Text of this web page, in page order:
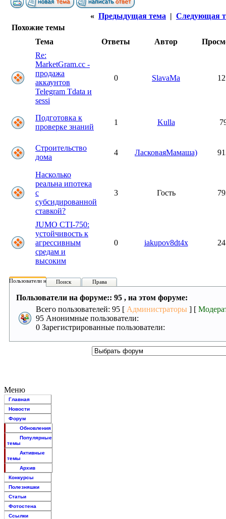
« Предыдущая тема | Следующая
Похожие темы
Тема
Ответы Автор
Re:
MarketGram.cc -
продажа
аккаунтов
Telegram Tdata и
sessi
0 SlavaMa
Подготовка к
проверке знаний
1 Kulla
Строительство
дома
4 ЛасковаяМамаша)
Насколько
реальна ипотека
с
субсидированной
ставкой?
3 Гость
JUMO CTI-750:
устойчивость к
агрессивным
средам и
высоким
0 iakupov8dt4x
Пользователи на форуме:
Поиск Права
Пользователи на форуме:: 95 , на этом форуме:
Всего пользователей: 95 [ Администраторы ] [
95 Анонимные пользователи:
0 Зарегистрированные пользователи:
Меню
Главная
Новости
Форум
Обновления
Популярные
темы
Активные
темы
Архив
Конкурсы
Полезняшки
Статьи
Фотостена
Ссылки